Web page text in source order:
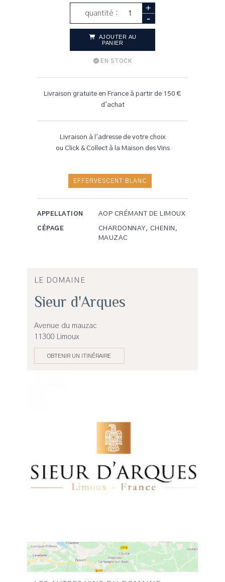
quantité : +
-
AJOUTER AU
PANIER
EN STOCK
Livraison gratuite en France à partir de 150 €
d'achat
Livraison à l'adresse de votre choix
ou Click & Collect à la Maison des Vins
EFFERVESCENT BLANC
APPELLATION AOP CRÉMANT DE LIMOUX
CÉPAGE
CHARDONNAY, CHENIN,
MAUZAC
LE DOMAINE
Sieur d'Arques
Avenue du mauzac
11300 Limoux
OBTENIR UN ITINÉRAIRE